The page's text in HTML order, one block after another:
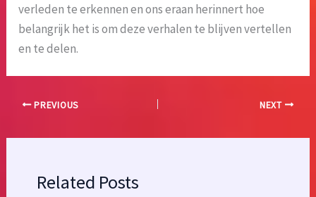
verleden te erkennen en ons eraan herinnert hoe
belangrijk het is om deze verhalen te blijven vertellen
en te delen.
PREVIOUS NEXT
Related Posts